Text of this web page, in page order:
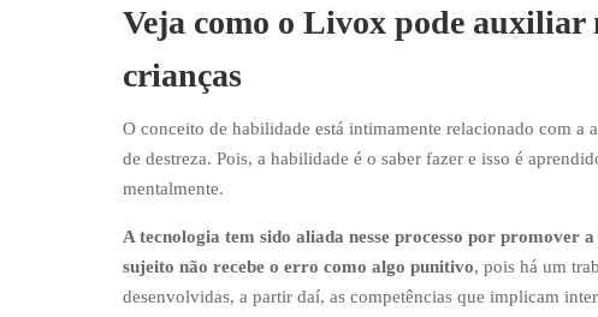
Veja como o Livox pode auxiliar
crianças
O conceito de habilidade está intimamente relacionado com
de destreza. Pois, a habilidade é o saber fazer e isso é
mentalmente.
A tecnologia tem sido aliada nesse processo por promover
sujeito não recebe o erro como algo punitivo, pois há um
desenvolvidas, a partir daí, as competências que implicam